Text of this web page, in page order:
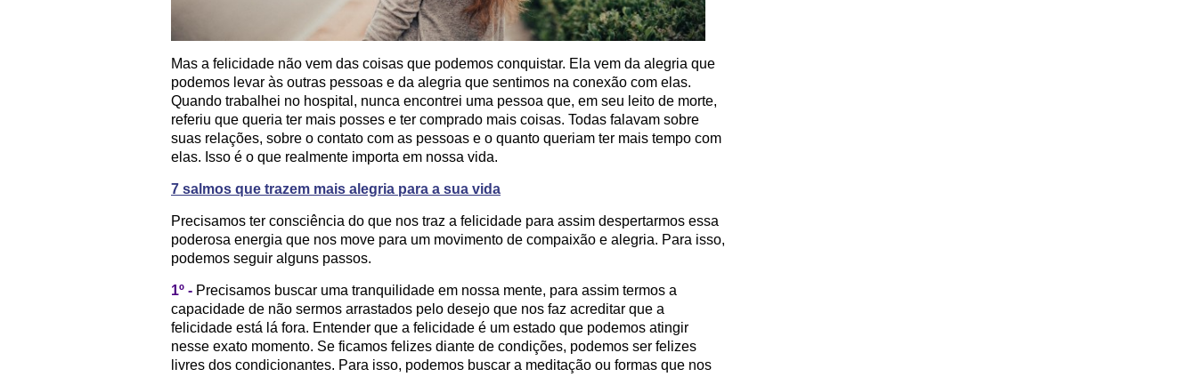
Mas a felicidade não vem das coisas que podemos conquistar. Ela vem da alegria que
podemos levar às outras pessoas e da alegria que sentimos na conexão com elas.
Quando trabalhei no hospital, nunca encontrei uma pessoa que, em seu leito de morte,
referiu que queria ter mais posses e ter comprado mais coisas. Todas falavam sobre
suas relações, sobre o contato com as pessoas e o quanto queriam ter mais tempo com
elas. Isso é o que realmente importa em nossa vida.
7 salmos que trazem mais alegria para a sua vida
Precisamos ter consciência do que nos traz a felicidade para assim despertarmos essa
poderosa energia que nos move para um movimento de compaixão e alegria. Para isso,
podemos seguir alguns passos.
1º - Precisamos buscar uma tranquilidade em nossa mente, para assim termos a
capacidade de não sermos arrastados pelo desejo que nos faz acreditar que a
felicidade está lá fora. Entender que a felicidade é um estado que podemos atingir
nesse exato momento. Se ficamos felizes diante de condições, podemos ser felizes
livres dos condicionantes. Para isso, podemos buscar a meditação ou formas que nos